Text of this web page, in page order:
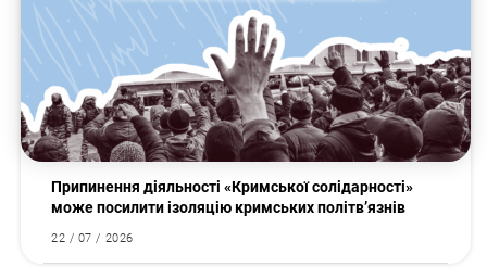
Припинення діяльності «Кримської солідарності»
може посилити ізоляцію кримських політв’язнів
22 / 07 / 2026